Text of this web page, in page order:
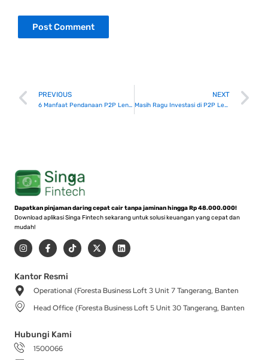
Prev
PREVIOUS
6 Manfaat Pendanaan P2P Lending untuk UMKM, Sudah Tahu?
NEXT
Masih Ragu Investasi di P2P Lending? Ini Jawabannya!
Dapatkan pinjaman daring cepat cair tanpa jaminan hingga Rp 48.000.000!
Download aplikasi Singa Fintech sekarang untuk solusi keuangan yang cepat dan
mudah!
I
n
s
a
g
r
a
m
F
a
c
b
o
-
T
i
k
X
-
t
t
r
L
i
n
i
Kantor Resmi
Operational (Foresta Business Loft 3 Unit 7 Tangerang, Banten
Head Office (Foresta Business Loft 5 Unit 30 Tangerang, Banten
Hubungi Kami
1500066